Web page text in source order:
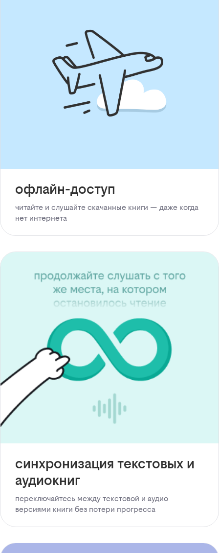
офлайн-доступ
читайте и слушайте скачанные книги — даже когда
нет интернета
синхронизация текстовых и
аудиокниг
переключайтесь между текстовой и аудио
версиями книги без потери прогресса